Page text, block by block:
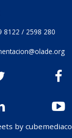
8122 / 2598 280
by cubemediaco